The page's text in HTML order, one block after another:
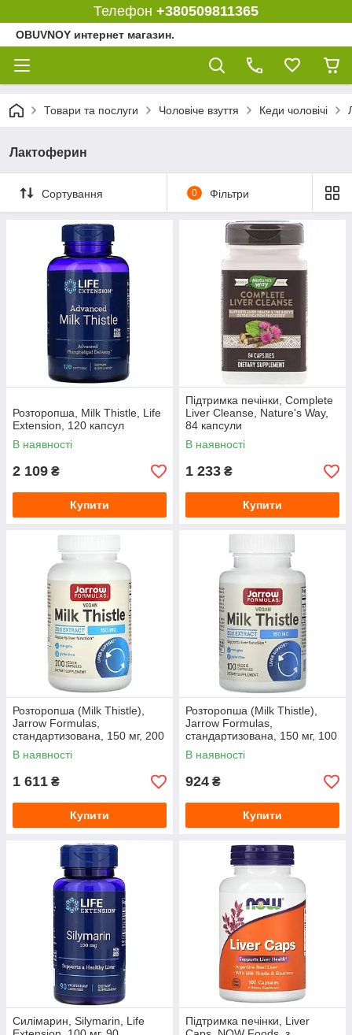
Телефон +380509811365
OBUVNOY интернет магазин.
Товари та послуги Чоловіче взуття Кеди чоловічі
Лактоферин
Сортування 0 Фільтри
Розторопша, Milk Thistle, Life
Extension, 120 капсул
В наявності
2 109 ₴
Купити
Підтримка печінки, Complete
Liver Cleanse, Nature's Way,
84 капсули
В наявності
1 233 ₴
Купити
Розторопша (Milk Thistle),
Jarrow Formulas,
стандартизована, 150 мг, 200
вегетаріанських капсул
В наявності
1 611 ₴
Купити
Розторопша (Milk Thistle),
Jarrow Formulas,
стандартизована, 150 мг, 100
вегетаріанських капсул
В наявності
924 ₴
Купити
Силімарин, Silymarin, Life
Підтримка печінки, Liver